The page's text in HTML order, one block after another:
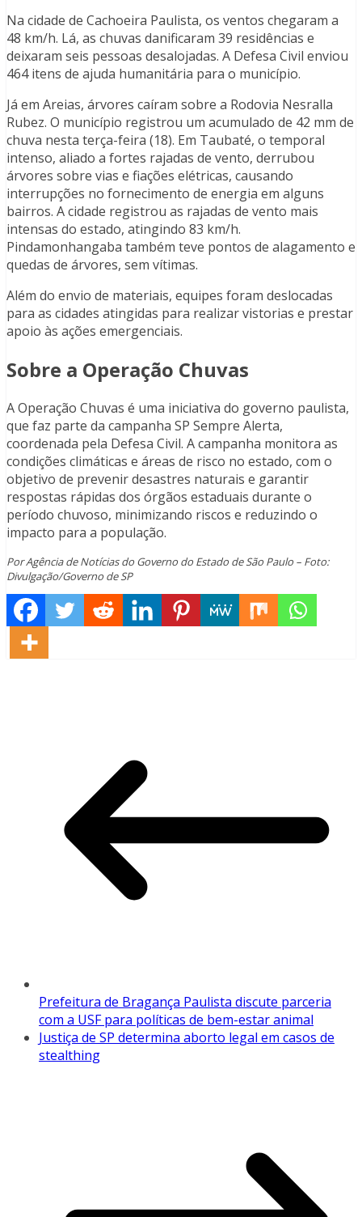
Na cidade de Cachoeira Paulista, os ventos chegaram a
48 km/h. Lá, as chuvas danificaram 39 residências e
deixaram seis pessoas desalojadas. A Defesa Civil enviou
464 itens de ajuda humanitária para o município.
Já em Areias, árvores caíram sobre a Rodovia Nesralla
Rubez. O município registrou um acumulado de 42 mm de
chuva nesta terça-feira (18). Em Taubaté, o temporal
intenso, aliado a fortes rajadas de vento, derrubou
árvores sobre vias e fiações elétricas, causando
interrupções no fornecimento de energia em alguns
bairros. A cidade registrou as rajadas de vento mais
intensas do estado, atingindo 83 km/h.
Pindamonhangaba também teve pontos de alagamento e
quedas de árvores, sem vítimas.
Além do envio de materiais, equipes foram deslocadas
para as cidades atingidas para realizar vistorias e prestar
apoio às ações emergenciais.
Sobre a Operação Chuvas
A Operação Chuvas é uma iniciativa do governo paulista,
que faz parte da campanha SP Sempre Alerta,
coordenada pela Defesa Civil. A campanha monitora as
condições climáticas e áreas de risco no estado, com o
objetivo de prevenir desastres naturais e garantir
respostas rápidas dos órgãos estaduais durante o
período chuvoso, minimizando riscos e reduzindo o
impacto para a população.
Por Agência de Notícias do Governo do Estado de São Paulo – Foto:
Divulgação/Governo de SP
Prefeitura de Bragança Paulista discute parceria
com a USF para políticas de bem-estar animal
Justiça de SP determina aborto legal em casos de
stealthing